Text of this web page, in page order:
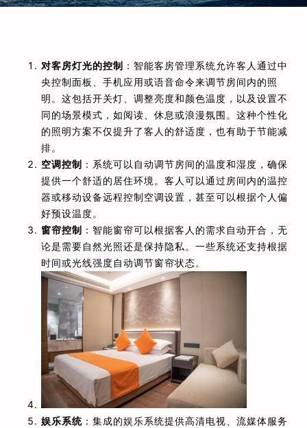
对客房灯光的控制 ：智能客房管理系统允许客人通过中
央控制面板、手机应用或语音命令来调节房间内的照
明。这包括开关灯、调整亮度和颜色温度，以及设置不
同的场景模式，如阅读、休息或浪漫氛围。这种个性化
的照明方案不仅提升了客人的舒适度，也有助于节能减
排。
空调控制 ：系统可以自动调节房间的温度和湿度，确保
提供一个舒适的居住环境。客人可以通过房间内的温控
器或移动设备远程控制空调设置，甚至可以根据个人偏
好预设温度。
窗帘控制 ：智能窗帘可以根据客人的需求自动开合，无
论是需要自然光照还是保持隐私。一些系统还支持根据
时间或光线强度自动调节窗帘状态。
娱乐系统 ：集成的娱乐系统提供高清电视、流媒体服务